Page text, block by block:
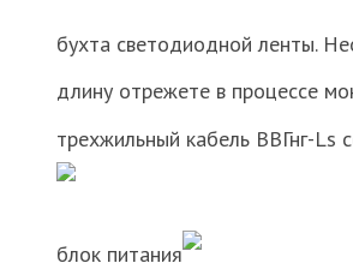
бухта светодиодной ленты.
длину отрежете в процессе
трехжильный кабель ВВГнг-Ls
блок питания